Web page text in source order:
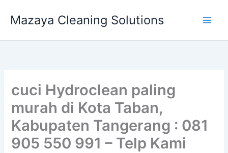
Mazaya Cleaning Solutions
cuci Hydroclean paling
murah di Kota Taban,
Kabupaten Tangerang : 081
905 550 991 – Telp Kami